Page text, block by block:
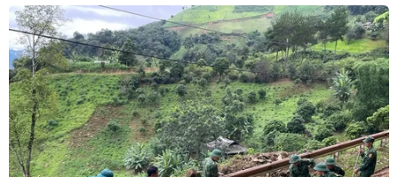
ảnh năm 2020 gồm "Tiệc trăng máu" và "Ròm" sẽ xuất
hiện trong ngày chiếu phim Việt cho khán giả của Liên
hoan phim châu Á của Italy năm nay.